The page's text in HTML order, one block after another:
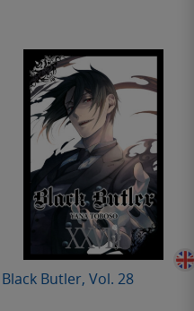
Black Butler, Vol. 28